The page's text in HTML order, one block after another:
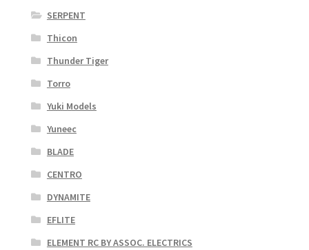
SERPENT
Thicon
Thunder Tiger
Torro
Yuki Models
Yuneec
BLADE
CENTRO
DYNAMITE
EFLITE
ELEMENT RC BY ASSOC. ELECTRICS